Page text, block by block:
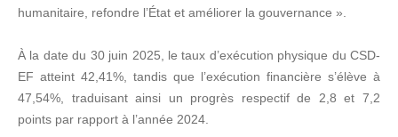
humanitaire, refondre l’État et améliorer la gouvernance ».
À la date du 30 juin 2025, le taux d’exécution physique du CSD-
EF atteint 42,41%, tandis que l’exécution financière s’élève à
47,54%, traduisant ainsi un progrès respectif de 2,8 et 7,2
points par rapport à l’année 2024.